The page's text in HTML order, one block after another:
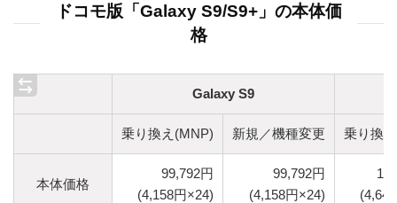
ドコモ版「Galaxy S9/S9+」の本体価
格
Galaxy S9
乗り換え(MNP) 新規／機種変更 乗り換
本体価格
99,792円
(4,158円×24)
99,792円
(4,158円×24)